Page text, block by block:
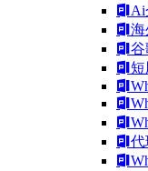
Ai
海
谷
短
代